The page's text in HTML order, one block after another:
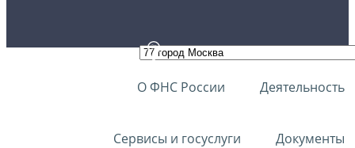
О ФНС России Деятельность
Сервисы и госуслуги Документы